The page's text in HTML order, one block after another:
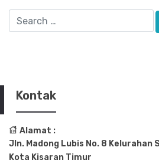
Kontak
Alamat :
Jln. Madong Lubis No. 8 Kelurahan
Kota Kisaran Timur